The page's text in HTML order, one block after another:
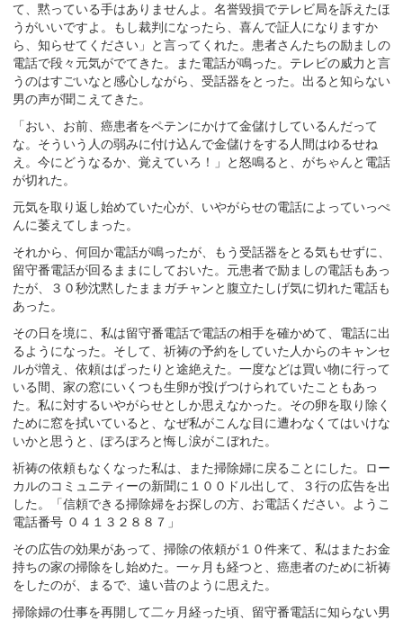
て、黙っている手はありませんよ。名誉毀損でテレビ局を訴えたほ
うがいいですよ。もし裁判になったら、喜んで証人になりますか
ら、知らせてください」と言ってくれた。患者さんたちの励ましの
電話で段々元気がでてきた。また電話が鳴った。テレビの威力と言
うのはすごいなと感心しながら、受話器をとった。出ると知らない
男の声が聞こえてきた。
「おい、お前、癌患者をペテンにかけて金儲けしているんだって
な。そういう人の弱みに付け込んで金儲けをする人間はゆるせね
え。今にどうなるか、覚えていろ！」と怒鳴ると、がちゃんと電話
が切れた。
元気を取り返し始めていた心が、いやがらせの電話によっていっぺ
んに萎えてしまった。
それから、何回か電話が鳴ったが、もう受話器をとる気もせずに、
留守番電話が回るままにしておいた。元患者で励ましの電話もあっ
たが、３０秒沈黙したままガチャンと腹立たしげ気に切れた電話も
あった。
その日を境に、私は留守番電話で電話の相手を確かめて、電話に出
るようになった。そして、祈祷の予約をしていた人からのキャンセ
ルが増え、依頼はぱったりと途絶えた。一度などは買い物に行って
いる間、家の窓にいくつも生卵が投げつけられていたこともあっ
た。私に対するいやがらせとしか思えなかった。その卵を取り除く
ために窓を拭いていると、なぜ私がこんな目に遭わなくてはいけな
いかと思うと、ぽろぽろと悔し涙がこぼれた。
祈祷の依頼もなくなった私は、また掃除婦に戻ることにした。ロー
カルのコミュニティーの新聞に１００ドル出して、３行の広告を出
した。「信頼できる掃除婦をお探しの方、お電話ください。ようこ
電話番号 ０４１３２８８７」
その広告の効果があって、掃除の依頼が１０件来て、私はまたお金
持ちの家の掃除をし始めた。一ヶ月も経つと、癌患者のために祈祷
をしたのが、まるで、遠い昔のように思えた。
掃除婦の仕事を再開して二ヶ月経った頃、留守番電話に知らない男